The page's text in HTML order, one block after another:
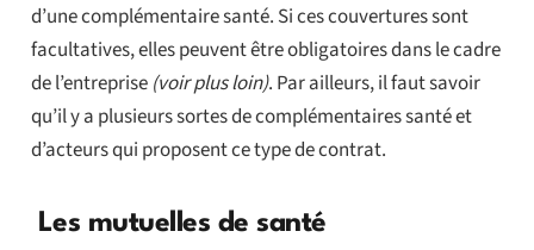
d’une complémentaire santé. Si ces couvertures sont
facultatives, elles peuvent être obligatoires dans le cadre
de l’entreprise(voir plus loin). Par ailleurs, il faut savoir
qu’il y a plusieurs sortes de complémentaires santé et
d’acteurs qui proposent ce type de contrat.
Les mutuelles de santé